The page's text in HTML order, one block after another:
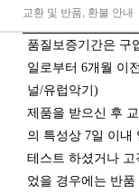
교환 및 반품, 환불 안내
품질보증기간은 구
일로부터 6개월 이
널/유럽악기)
제품을 받으신 후
의 특성상 7일 이내
테스트 하셨거나 고
었을 경우에는 반품